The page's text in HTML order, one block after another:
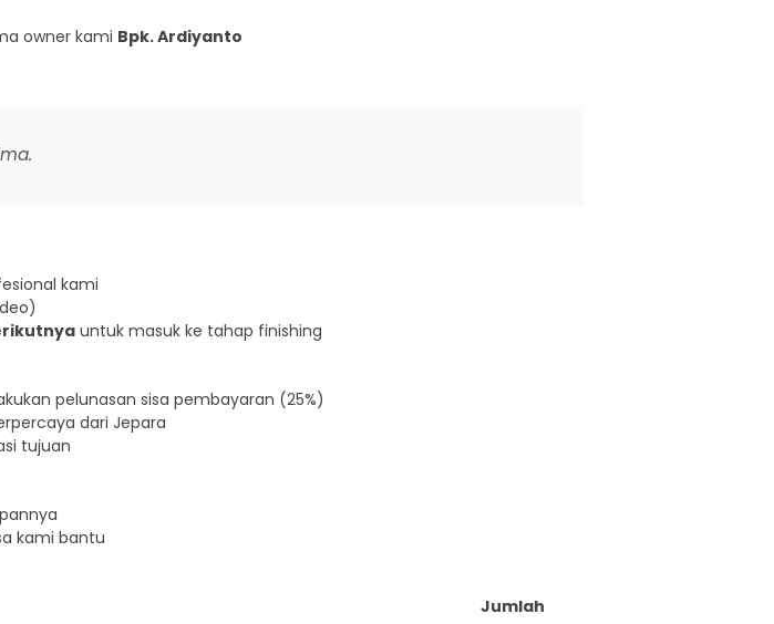
owner kami Bpk. Ardiyanto
kami
untuk masuk ke tahap finishing
pelunasan sisa pembayaran (25%)
dari Jepara
tujuan
kami bantu
Jumlah